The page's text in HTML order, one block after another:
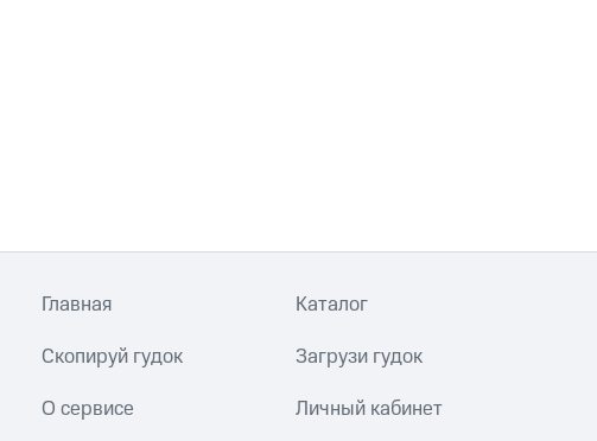
Главная Каталог
Скопируй гудок Загрузи гудок
О сервисе Личный кабинет